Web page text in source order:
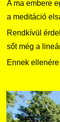
A ma embere
a meditáció
Rendkívül
sőt még a
Ennek